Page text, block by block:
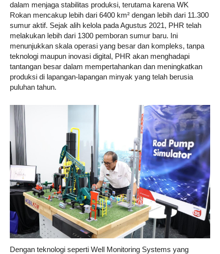
dalam menjaga stabilitas produksi, terutama karena WK
Rokan mencakup lebih dari 6400 km² dengan lebih dari 11.300
sumur aktif. Sejak alih kelola pada Agustus 2021, PHR telah
melakukan lebih dari 1300 pemboran sumur baru. Ini
menunjukkan skala operasi yang besar dan kompleks, tanpa
teknologi maupun inovasi digital, PHR akan menghadapi
tantangan besar dalam mempertahankan dan meningkatkan
produksi di lapangan-lapangan minyak yang telah berusia
puluhan tahun.
Dengan teknologi seperti Well Monitoring Systems yang